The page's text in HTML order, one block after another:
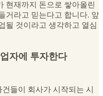
현재까지 돈으로 쌓아올린
거라고 믿는다고 합니다. 앞
될 것이라고 생각하고 열심
자에 투자한다
들이 회사가 시작되는 시